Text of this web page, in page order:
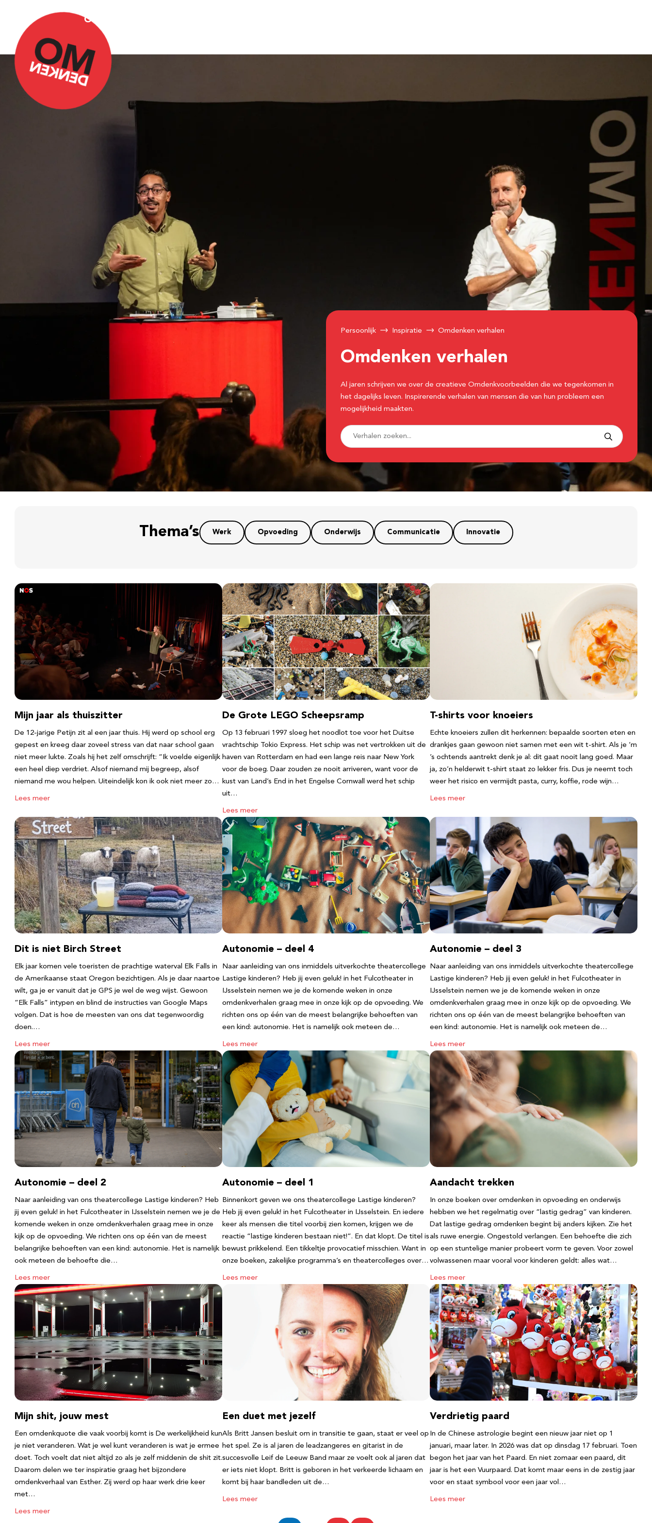
Over Omdenken
Persoonlijk Inspiratie Omdenken verhalen
Omdenken verhalen
Al jaren schrijven we over de creatieve Omdenkvoorbeelden die we tegenkomen in
het dagelijks leven. Inspirerende verhalen van mensen die van hun probleem een
mogelijkheid maakten.
Thema’s Werk Opvoeding Onderwijs Communicatie Innovatie
Mijn jaar als thuiszitter
De 12-jarige Petijn zit al een jaar thuis. Hij werd op school erg
gepest en kreeg daar zoveel stress van dat naar school gaan
niet meer lukte. Zoals hij het zelf omschrijft: “Ik voelde eigenlijk
een heel diep verdriet. Alsof niemand mij begreep, alsof
niemand me wou helpen. Uiteindelijk kon ik ook niet meer zo…
Lees meer
De Grote LEGO Scheepsramp
Op 13 februari 1997 sloeg het noodlot toe voor het Duitse
vrachtschip Tokio Express. Het schip was net vertrokken uit de
haven van Rotterdam en had een lange reis naar New York
voor de boeg. Daar zouden ze nooit arriveren, want voor de
kust van Land’s End in het Engelse Cornwall werd het schip
uit…
Lees meer
T-shirts voor knoeiers
Echte knoeiers zullen dit herkennen: bepaalde soorten eten en
drankjes gaan gewoon niet samen met een wit t-shirt. Als je ‘m
’s ochtends aantrekt denk je al: dit gaat nooit lang goed. Maar
ja, zo’n helderwit t-shirt staat zo lekker fris. Dus je neemt toch
weer het risico en vermijdt pasta, curry, koffie, rode wijn…
Lees meer
Dit is niet Birch Street
Elk jaar komen vele toeristen de prachtige waterval Elk Falls in
de Amerikaanse staat Oregon bezichtigen. Als je daar naartoe
wilt, ga je er vanuit dat je GPS je wel de weg wijst. Gewoon
“Elk Falls” intypen en blind de instructies van Google Maps
volgen. Dat is hoe de meesten van ons dat tegenwoordig
doen.…
Lees meer
Autonomie – deel 4
Naar aanleiding van ons inmiddels uitverkochte theatercollege
Lastige kinderen? Heb jij even geluk! in het Fulcotheater in
IJsselstein nemen we je de komende weken in onze
omdenkverhalen graag mee in onze kijk op de opvoeding. We
richten ons op één van de meest belangrijke behoeften van
een kind: autonomie. Het is namelijk ook meteen de…
Lees meer
Autonomie – deel 3
Naar aanleiding van ons inmiddels uitverkochte theatercollege
Lastige kinderen? Heb jij even geluk! in het Fulcotheater in
IJsselstein nemen we je de komende weken in onze
omdenkverhalen graag mee in onze kijk op de opvoeding. We
richten ons op één van de meest belangrijke behoeften van
een kind: autonomie. Het is namelijk ook meteen de…
Lees meer
Autonomie – deel 2
Naar aanleiding van ons theatercollege Lastige kinderen? Heb
jij even geluk! in het Fulcotheater in IJsselstein nemen we je de
komende weken in onze omdenkverhalen graag mee in onze
kijk op de opvoeding. We richten ons op één van de meest
belangrijke behoeften van een kind: autonomie. Het is namelijk
ook meteen de behoefte die…
Lees meer
Autonomie – deel 1
Binnenkort geven we ons theatercollege Lastige kinderen?
Heb jij even geluk! in het Fulcotheater in IJsselstein. En iedere
keer als mensen die titel voorbij zien komen, krijgen we de
reactie “lastige kinderen bestaan niet!”. En dat klopt. De titel is
bewust prikkelend. Een tikkeltje provocatief misschien. Want in
onze boeken, zakelijke programma’s en theatercolleges over…
Lees meer
Aandacht trekken
In onze boeken over omdenken in opvoeding en onderwijs
hebben we het regelmatig over “lastig gedrag” van kinderen.
Dat lastige gedrag omdenken begint bij anders kijken. Zie het
als ruwe energie. Ongestold verlangen. Een behoefte die zich
op een stuntelige manier probeert vorm te geven. Voor zowel
volwassenen maar vooral voor kinderen geldt: alles wat…
Lees meer
Mijn shit, jouw mest
Een omdenkquote die vaak voorbij komt is De werkelijkheid kun
je niet veranderen. Wat je wel kunt veranderen is wat je ermee
doet. Toch voelt dat niet altijd zo als je zelf middenin de shit zit.
Daarom delen we ter inspiratie graag het bijzondere
omdenkverhaal van Esther. Zij werd op haar werk drie keer
met…
Lees meer
Een duet met jezelf
Als Britt Jansen besluit om in transitie te gaan, staat er veel op
het spel. Ze is al jaren de leadzangeres en gitarist in de
succesvolle Leif de Leeuw Band maar ze voelt ook al jaren dat
er iets niet klopt. Britt is geboren in het verkeerde lichaam en
komt bij haar bandleden uit de…
Lees meer
Verdrietig paard
In de Chinese astrologie begint een nieuw jaar niet op 1
januari, maar later. In 2026 was dat op dinsdag 17 februari. Toen
begon het jaar van het Paard. En niet zomaar een paard, dit
jaar is het een Vuurpaard. Dat komt maar eens in de zestig jaar
voor en staat symbool voor een jaar vol…
Lees meer